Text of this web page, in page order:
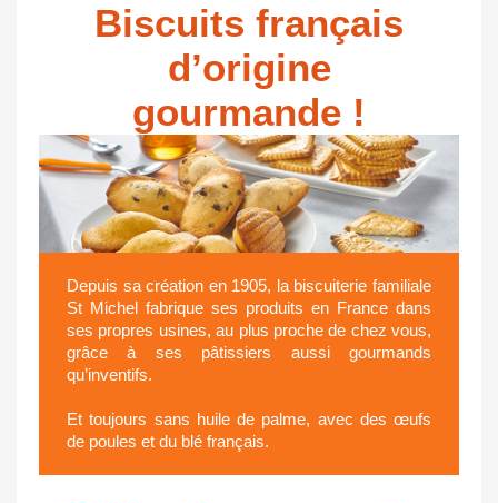
Biscuits français
d’origine
gourmande !
Depuis sa création en 1905, la biscuiterie familiale
St Michel fabrique ses produits en France dans
ses propres usines, au plus proche de chez vous,
grâce à ses pâtissiers aussi gourmands
qu’inventifs.
Et toujours sans huile de palme, avec des œufs
de poules et du blé français.